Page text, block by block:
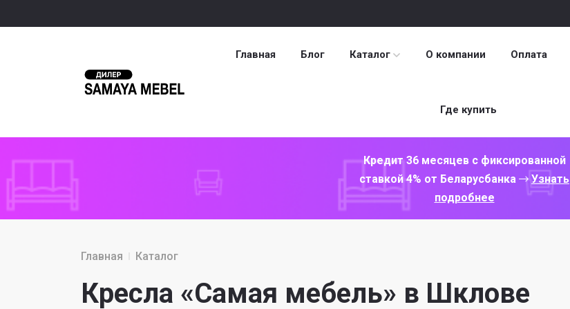
Главная Блог Каталог О компании Оплата
Где купить
Кредит 36 месяцев с фиксированной
ставкой 4% от Беларусбанка
Узнать
подробнее
Главная Каталог
Кресла «Самая мебель» в Шклове